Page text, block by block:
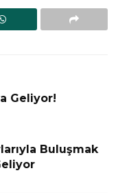
Geliyor!
Buluşmak